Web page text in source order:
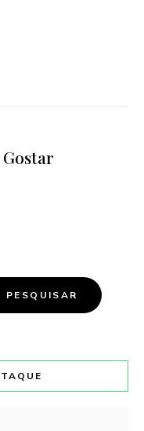
PESQUISAR